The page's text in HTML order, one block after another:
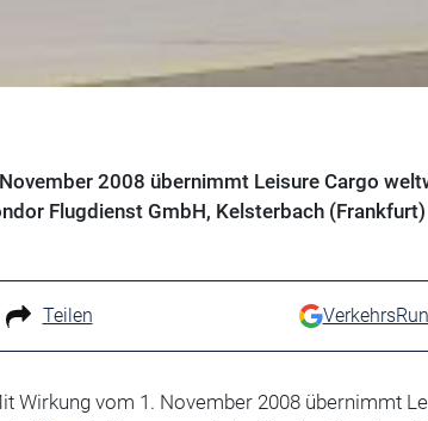
2008 übernimmt Leisure Cargo
Flugdienst GmbH, Kelsterbach (Frankfurt)
Teilen
Wirkung vom 1. November 2008 übernimmt